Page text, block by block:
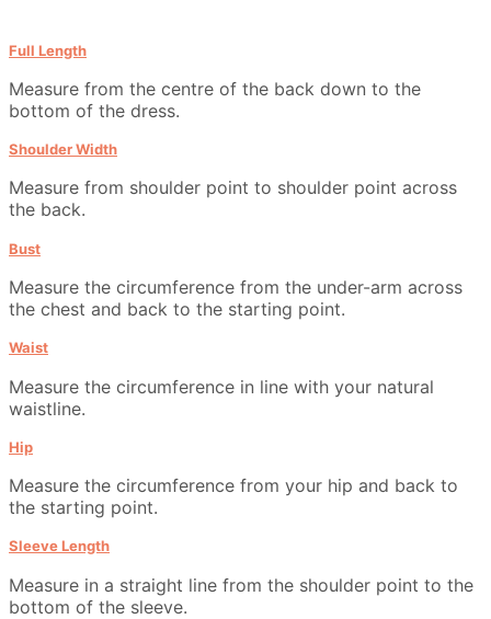
Full Length
Measure from the centre of the back down to the
bottom of the dress.
Shoulder Width
Measure from shoulder point to shoulder point across
the back.
Bust
Measure the circumference from the under-arm across
the chest and back to the starting point.
Waist
Measure the circumference in line with your natural
waistline.
Hip
Measure the circumference from your hip and back to
the starting point.
Sleeve Length
Measure in a straight line from the shoulder point to the
bottom of the sleeve.